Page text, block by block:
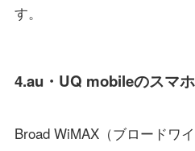
す。
4.au・UQ mobileのスマ
Broad WiMAX（ブロードワ